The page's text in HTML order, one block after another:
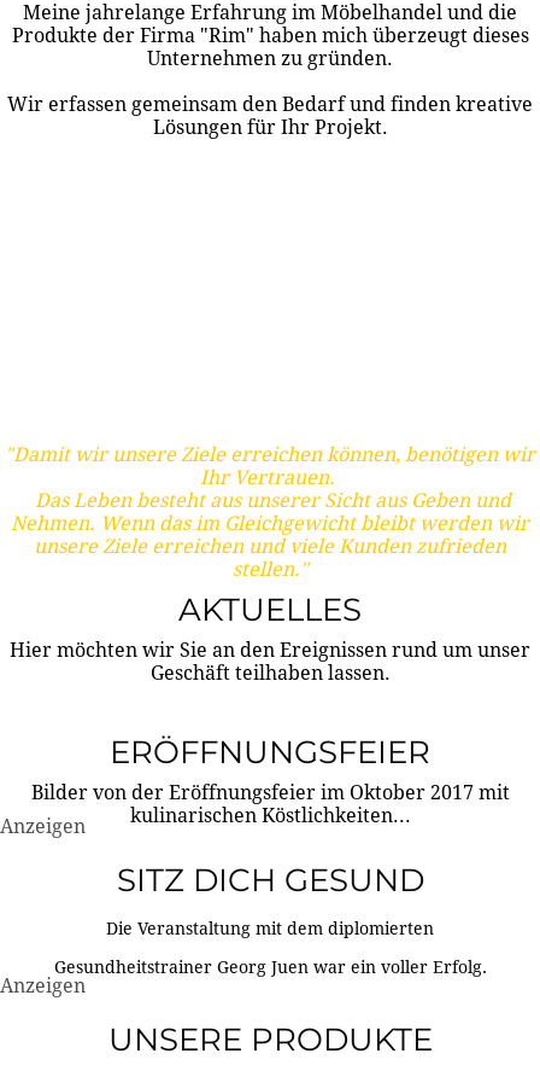
Meine jahrelange Erfahrung im Möbelhandel und die
Produkte der Firma "Rim" haben mich überzeugt dieses
Unternehmen zu gründen.
Wir erfassen gemeinsam den Bedarf und finden kreative
Lösungen für Ihr Projekt.
"Damit wir unsere Ziele erreichen können, benötigen wir
Ihr Vertrauen.
Das Leben besteht aus unserer Sicht aus Geben und
Nehmen. Wenn das im Gleichgewicht bleibt werden wir
unsere Ziele erreichen und viele Kunden zufrieden
stellen."
AKTUELLES
Hier möchten wir Sie an den Ereignissen rund um unser
Geschäft teilhaben lassen.
ERÖFFNUNGSFEIER
Bilder von der Eröffnungsfeier im Oktober 2017 mit
kulinarischen Köstlichkeiten...
Anzeigen
SITZ DICH GESUND
Die Veranstaltung mit dem diplomierten
Gesundheitstrainer Georg Juen war ein voller Erfolg.
Anzeigen
UNSERE PRODUKTE